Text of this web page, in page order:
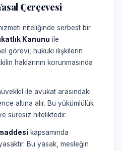
Çerçevesi
niteliğinde serbest bir
Kanunu ile
görevi, hukuki ilişkilerin
haklarının korunmasında
ile avukat arasındaki
altına alır. Bu yükümlülük
süresiz niteliktedir.
kapsamında
Bu yasak, mesleğin